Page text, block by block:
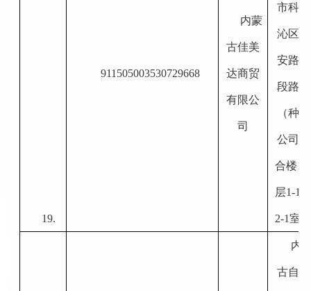
19.
911505003530729668
内蒙
古佳美
达商贸
有限公
司
市科尔
沁区永
安路南
段路东
（种子
公司综
合楼1-
层1-1
2-1室
内
古自治